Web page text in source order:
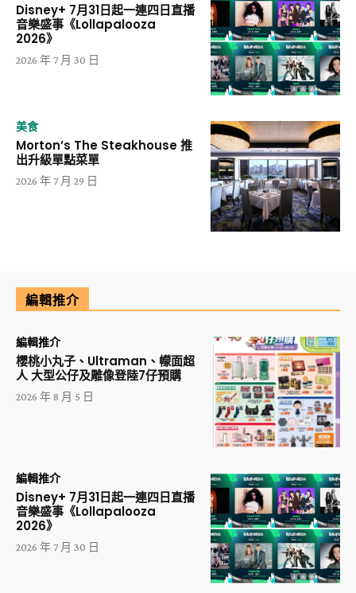
Disney+ 7月31日起一連四日直播
音樂盛事《Lollapalooza
2026》
2026 年 7 月 30 日
美食
Morton’s The Steakhouse 推
出升級單點菜單
2026 年 7 月 29 日
編輯推介
編輯推介
櫻桃小丸子、Ultraman、幪面超
人 大型公仔及雕像登陸7仔預購
2026 年 8 月 5 日
編輯推介
Disney+ 7月31日起一連四日直播
音樂盛事《Lollapalooza
2026》
2026 年 7 月 30 日